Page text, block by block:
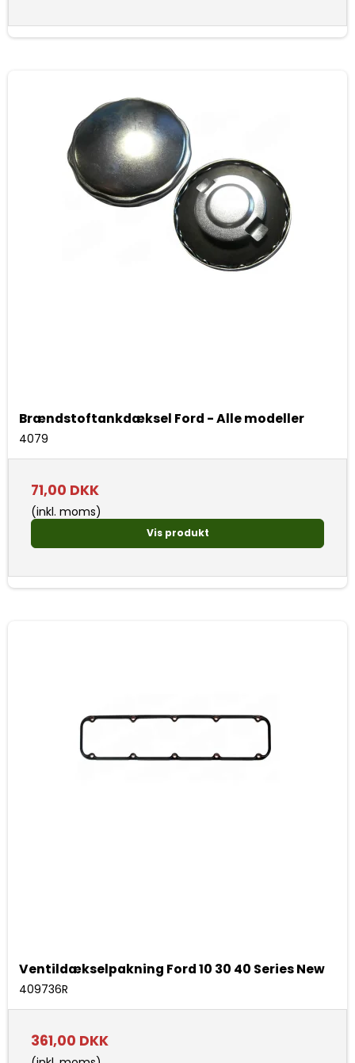
Brændstoftankdæksel Ford - Alle modeller
4079
71,00 DKK
(inkl. moms)
Vis produkt
Ventildækselpakning Ford 10 30 40 Series New
409736R
361,00 DKK